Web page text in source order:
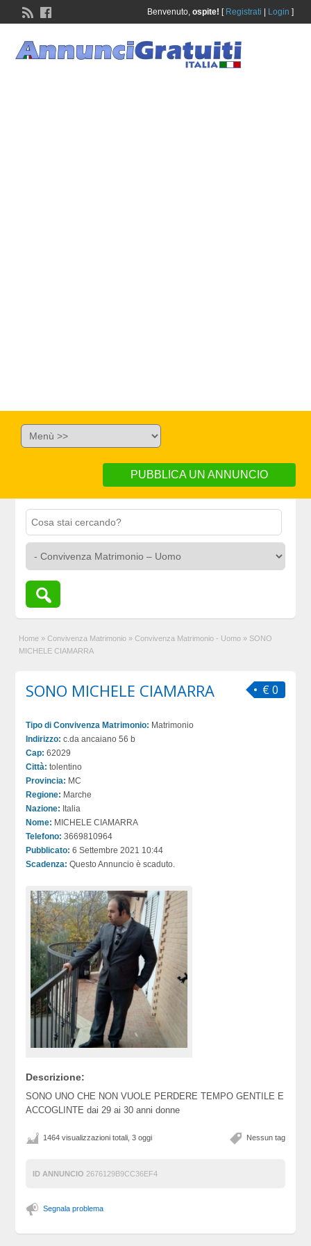
Benvenuto, ospite! [ Registrati Login ]
PUBBLICA UN ANNUNCIO
Home » Convivenza Matrimonio » Convivenza Matrimonio - Uomo » SONO
MICHELE CIAMARRA
€ 0
SONO MICHELE CIAMARRA
Tipo di Convivenza Matrimonio: Matrimonio
Indirizzo: c.da ancaiano 56 b
Cap: 62029
Città: tolentino
Provincia: MC
Regione: Marche
Nazione: Italia
Nome: MICHELE CIAMARRA
Telefono: 3669810964
Pubblicato: 6 Settembre 2021 10:44
Scadenza: Questo Annuncio è scaduto.
Descrizione:
SONO UNO CHE NON VUOLE PERDERE TEMPO GENTILE E
ACCOGLINTE dai 29 ai 30 anni donne
Nessun tag
1464 visualizzazioni totali, 3 oggi
ID ANNUNCIO 2676129B9CC36EF4
Segnala problema